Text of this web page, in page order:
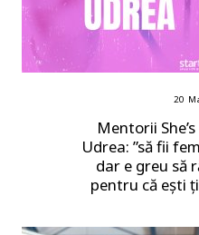
20
Mentorii
Udrea: ”să fii
dar e greu să
pentru că ești